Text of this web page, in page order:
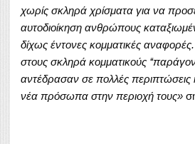
χωρίς σκληρά χρίσματα για να
αυτοδιοίκηση ανθρώπους
δίχως έντονες κομματικές
στους σκληρά κομματικούς
αντέδρασαν σε πολλές
νέα πρόσωπα στην περιοχή τους»